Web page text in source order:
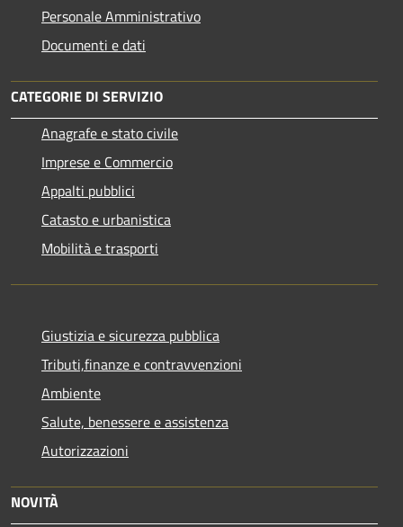
Personale Amministrativo
Documenti e dati
CATEGORIE DI SERVIZIO
Anagrafe e stato civile
Imprese e Commercio
Appalti pubblici
Catasto e urbanistica
Mobilità e trasporti
Giustizia e sicurezza pubblica
Tributi,finanze e contravvenzioni
Ambiente
Salute, benessere e assistenza
Autorizzazioni
NOVITÀ